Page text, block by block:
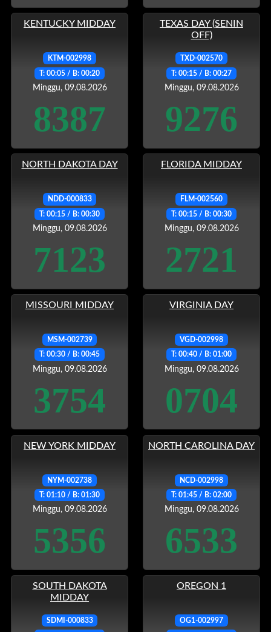
KENTUCKY MIDDAY
KTM-002998
T: 00:05 / B: 00:20
Minggu, 09.08.2026
8387
TEXAS DAY (SENIN
OFF)
TXD-002570
T: 00:15 / B: 00:27
Minggu, 09.08.2026
9276
NORTH DAKOTA DAY
NDD-000833
T: 00:15 / B: 00:30
Minggu, 09.08.2026
7123
FLORIDA MIDDAY
FLM-002560
T: 00:15 / B: 00:30
Minggu, 09.08.2026
2721
MISSOURI MIDDAY
MSM-002739
T: 00:30 / B: 00:45
Minggu, 09.08.2026
3754
VIRGINIA DAY
VGD-002998
T: 00:40 / B: 01:00
Minggu, 09.08.2026
0704
NEW YORK MIDDAY
NYM-002738
T: 01:10 / B: 01:30
Minggu, 09.08.2026
5356
NORTH CAROLINA DAY
NCD-002998
T: 01:45 / B: 02:00
Minggu, 09.08.2026
6533
SOUTH DAKOTA
MIDDAY
SDMI-000833
OREGON 1
OG1-002997